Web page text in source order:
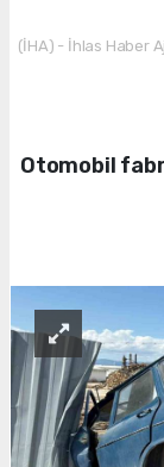
(İHA) - İhlas Haber
Otomobil